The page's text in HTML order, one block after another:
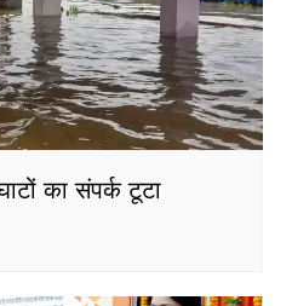
का संपर्क टूटा